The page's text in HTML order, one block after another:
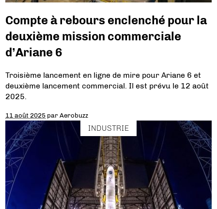
Compte à rebours enclenché pour la
deuxième mission commerciale
d’Ariane 6
Troisième lancement en ligne de mire pour Ariane 6 et
deuxième lancement commercial. Il est prévu le 12 août
2025.
11 août 2025 parAerobuzz
INDUSTRIE